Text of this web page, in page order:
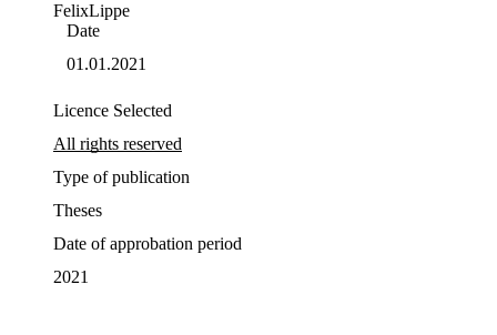
FelixLippe
Date
01.01.2021
Licence Selected
All rights reserved
Type of publication
Theses
Date of approbation period
2021